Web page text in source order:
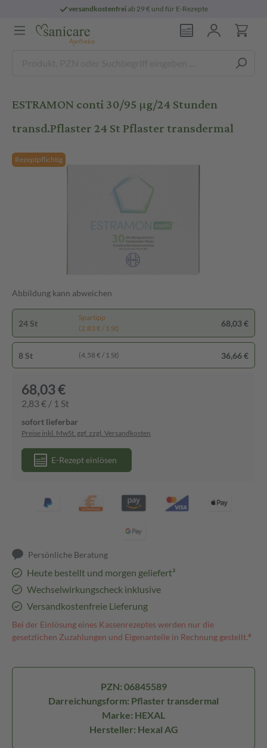
versandkostenfreiab 29 € und für E-Rezepte
ESTRAMON conti 30/95 µg/24 Stunden
transd.Pflaster 24 St Pflaster transdermal
Rezeptpflichtig
Abbildung kann abweichen
24 St
Spartipp
(2,83 € / 1 St)
68,03 €
8 St (4,58 € / 1 St) 36,66 €
68,03 €
2,83 € / 1 St
sofort lieferbar
Preise inkl. MwSt. ggf. zzgl. Versandkosten
E-Rezept einlösen
Persönliche Beratung
Heute bestellt und morgen geliefert³
Wechselwirkungscheck inklusive
Versandkostenfreie Lieferung
Bei der Einlösung eines Kassenrezeptes werden nur die
gesetzlichen Zuzahlungen und Eigenanteile in Rechnung gestellt.⁴
PZN: 06845589
Darreichungsform: Pflaster transdermal
Marke: HEXAL
Hersteller: Hexal AG